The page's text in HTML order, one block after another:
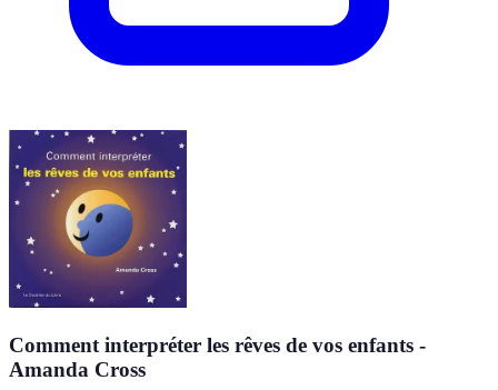
Comment interpréter les rêves de vos enfants -
Amanda Cross